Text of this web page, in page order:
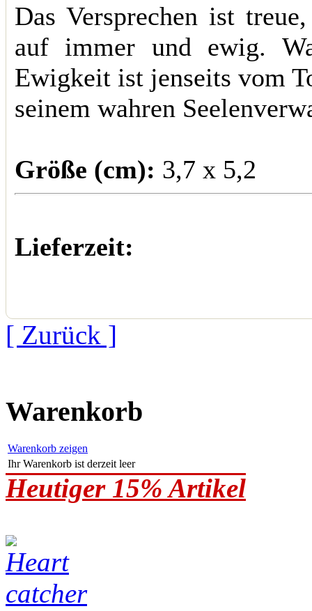
Das Versprechen ist
auf immer und ewig.
Ewigkeit ist jenseits vom
seinem wahren
Größe (cm): 3,7 x 5,2
Lieferzeit:
[ Zurück ]
Warenkorb
Warenkorb zeigen
Ihr Warenkorb ist derzeit leer
Heutiger 15% Artikel